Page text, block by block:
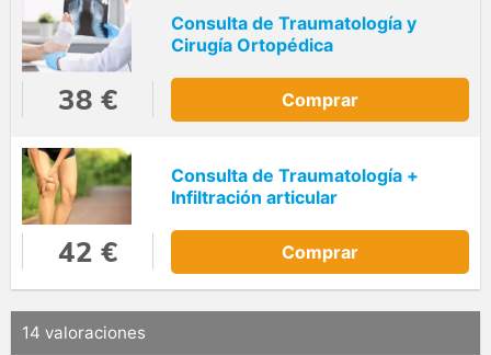
Consulta de Traumatología y
Cirugía Ortopédica
38 € Comprar
Consulta de Traumatología +
Infiltración articular
42 € Comprar
14 valoraciones